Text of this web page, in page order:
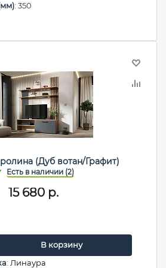
: 350
(Дуб вотан/Графит)
15 680 р.
В корзину
: Линаура